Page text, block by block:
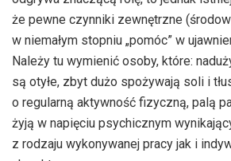
że pewne czynniki zewnętrzne
w niemałym stopniu „pomóc” w
Należy tu wymienić osoby, które:
są otyłe, zbyt dużo spożywają soli i
o regularną aktywność fizyczną, palą
żyją w napięciu psychicznym
z rodzaju wykonywanej pracy jak i